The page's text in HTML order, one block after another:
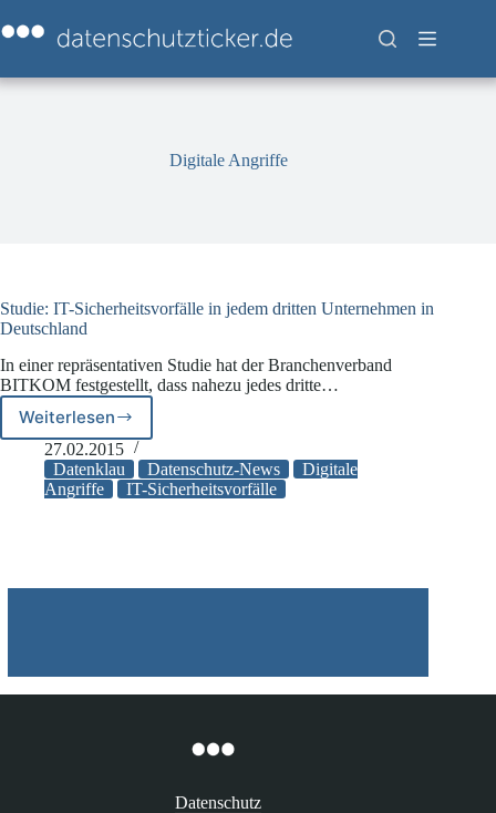
Inhalt
springen
Digitale Angriffe
Studie: IT-Sicherheitsvorfälle in jedem dritten Unternehmen in
Deutschland
In einer repräsentativen Studie hat der Branchenverband
BITKOM festgestellt, dass nahezu jedes dritte…
Weiterlesen
Studie:
IT-
Sicherheitsvorfälle
in
Deutschland
27.02.2015
Datenklau
Datenschutz-News
Digitale
Angriffe
IT-Sicherheitsvorfälle
Datenschutz